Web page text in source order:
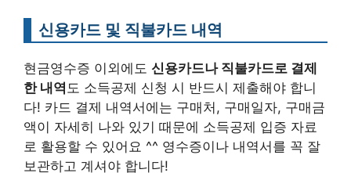
신용카드 및 직불카드 내역
현금영수증 이외에도 신용카드나 직불카드로 결제
한 내역도 소득공제 신청 시 반드시 제출해야 합니
다! 카드 결제 내역서에는 구매처, 구매일자, 구매금
액이 자세히 나와 있기 때문에 소득공제 입증 자료
로 활용할 수 있어요 ^^ 영수증이나 내역서를 꼭 잘
보관하고 계셔야 합니다!